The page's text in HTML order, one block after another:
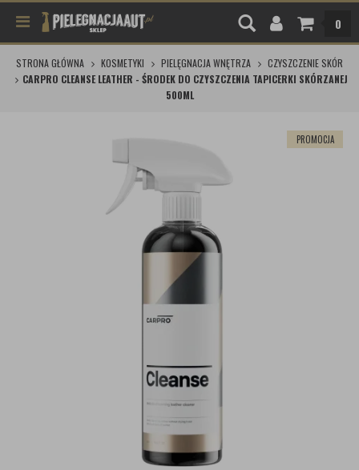
0
STRONA GŁÓWNA KOSMETYKI PIELĘGNACJA WNĘTRZA
CZYSZCZENIE SKÓR
CARPRO CLEANSE LEATHER - ŚRODEK DO CZYSZCZENIA TAPICERKI SKÓRZANEJ
500ML
PROMOCJA